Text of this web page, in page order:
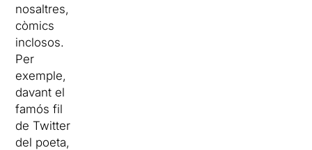
nosaltres,
còmics
inclosos.
Per
exemple,
davant el
famós fil
de Twitter
del poeta,